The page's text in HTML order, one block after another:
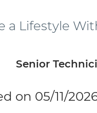
a Lifestyle
Senior
on 05/11/